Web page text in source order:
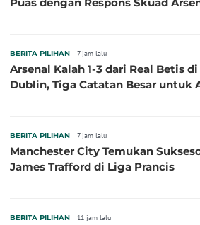
BERITA PILIHAN 7 jam lalu
Arsenal Kalah 1-3 dari Real Betis di
Dublin, Tiga Catatan Besar untuk
BERITA PILIHAN 7 jam lalu
Manchester City Temukan
James Trafford di Liga Prancis
BERITA PILIHAN 11 jam lalu